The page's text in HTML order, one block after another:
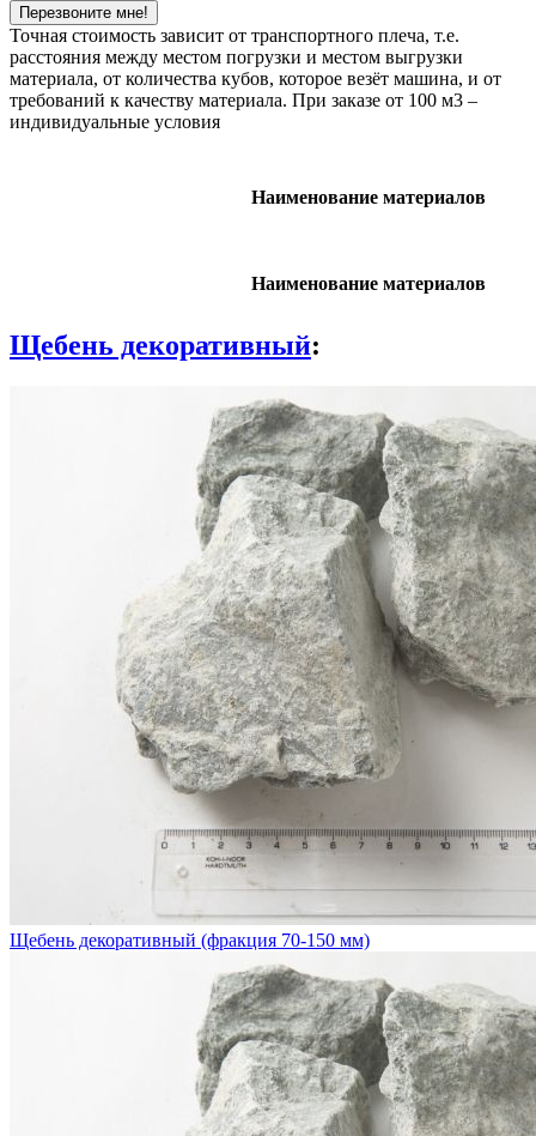
Перезвоните мне!
Точная стоимость зависит от транспортного плеча, т.е.
расстояния между местом погрузки и местом выгрузки
материала, от количества кубов, которое везёт машина, и от
требований к качеству материала. При заказе от 100 м3 –
индивидуальные условия
Наименование материалов
Наименование материалов
Щебень декоративный:
Щебень декоративный (фракция 70-150 мм)